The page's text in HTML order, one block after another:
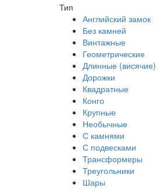
Тип
Английский замок
Без камней
Винтажные
Геометрические
Длинные (висячие)
Дорожки
Квадратные
Конго
Крупные
Необычные
С камнями
С подвесками
Трансформеры
Треугольники
Шары